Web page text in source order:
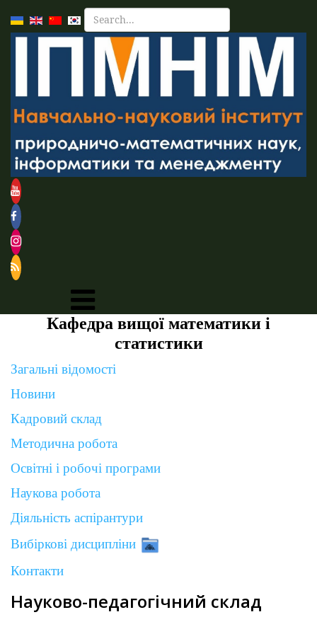
Кафедра вищої математики і
статистики
Загальні відомості
Новини
Кадровий склад
Методична робота
Освітні і робочі програми
Наукова робота
Діяльність аспірантури
Вибіркові дисципліни
Контакти
Науково-педагогічний склад